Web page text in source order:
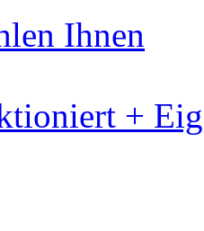
Ihnen
+